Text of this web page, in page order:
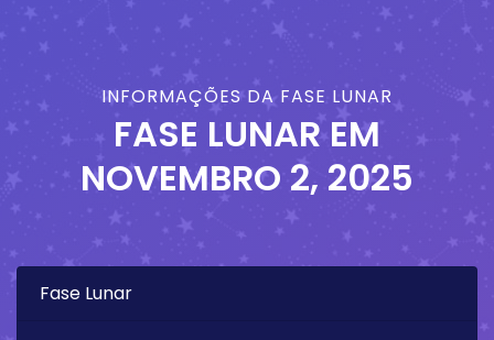
INFORMAÇÕES DA FASE LUNAR
FASE LUNAR EM
NOVEMBRO 2, 2025
Fase Lunar